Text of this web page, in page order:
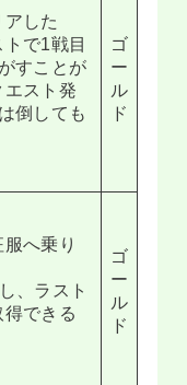
した
で1戦目
すことが
エスト発
倒しても
ゴ
ー
ル
ド
へ乗り
、ラスト
できる
ゴ
ー
ル
ド